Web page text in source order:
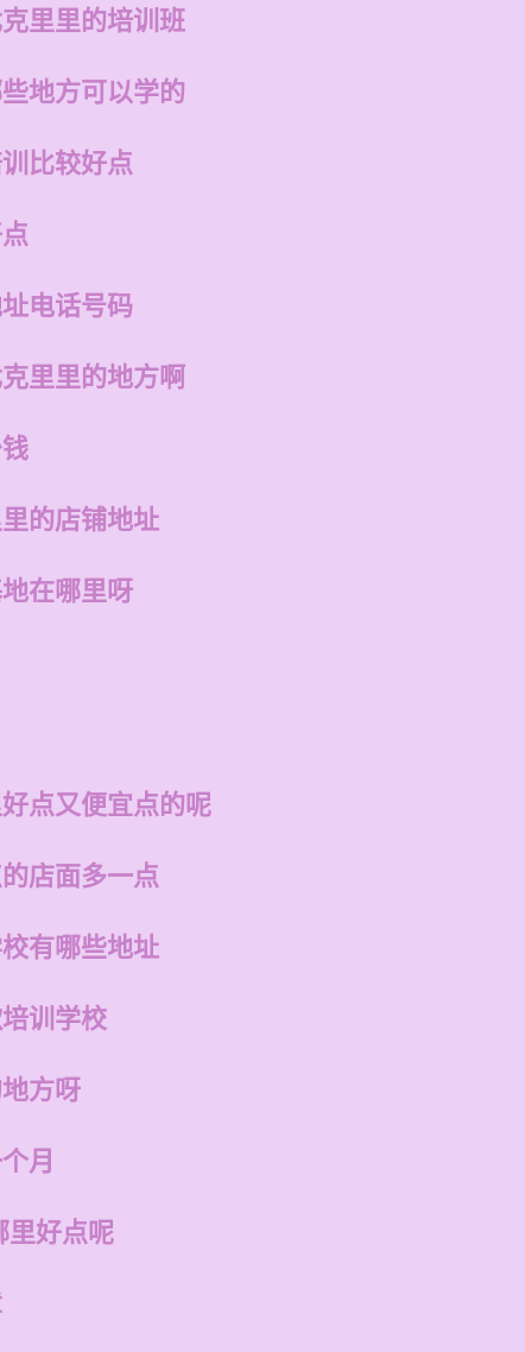
里里的培训班
地方可以学的
比较好点
电话号码
里里的地方啊
的店铺地址
在哪里呀
点又便宜点的呢
店面多一点
有哪些地址
训学校
方呀
月
里好点呢